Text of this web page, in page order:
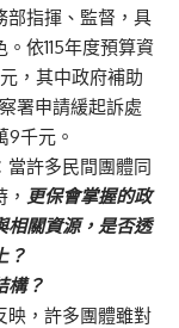
部指揮、監督，具
依115年度預算資
，其中政府補助
署申請緩起訴處
9千元。
當許多民間團體同
更保會掌握的政
相關資源，是否透
？
構？
映，許多團體雖對